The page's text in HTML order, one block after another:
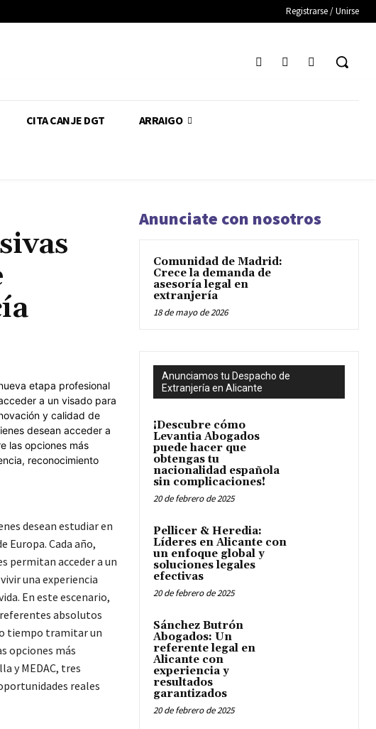
Registrarse / Unirse
CITA CANJE DGT ARRAIGO
desean estudiar en
Europa. Cada año,
permitan acceder a un
una experiencia
En este escenario,
absolutos
tiempo tramitar un
opciones más
yMEDAC, tres
reales
Anunciate con nosotros
Comunidad de Madrid:
Crece la demanda de
asesoría legal en
extranjería
18 de mayo de 2026
Anunciamos tu Despacho de
Extranjería en Alicante
¡Descubre cómo
Levantia Abogados
puede hacer que
obtengas tu
nacionalidad española
sin complicaciones!
20 de febrero de 2025
Pellicer & Heredia:
Líderes en Alicante con
un enfoque global y
soluciones legales
efectivas
20 de febrero de 2025
Sánchez Butrón
Abogados: Un
referente legal en
Alicante con
experiencia y
resultados
garantizados
20 de febrero de 2025